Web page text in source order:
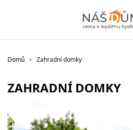
Domů Zahradní domky
ZAHRADNÍ DOMKY